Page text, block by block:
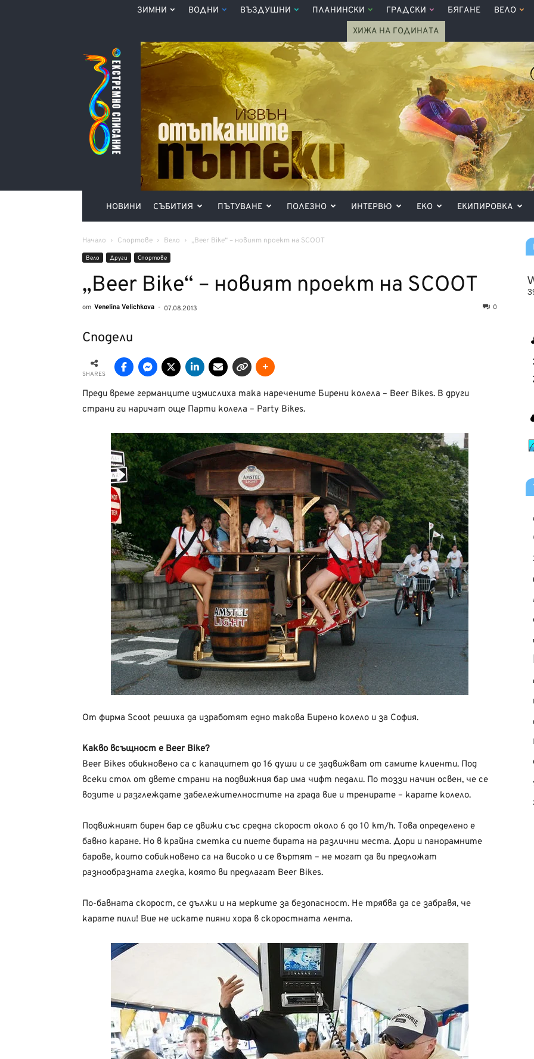
ЗИМНИ ВОДНИ ВЪЗДУШНИ ПЛАНИНСКИ ГРАДСКИ БЯГАНЕ ВЕЛО
ХИЖА НА ГОДИНАТА
Списание
360°
НОВИНИ СЪБИТИЯ ПЪТУВАНЕ ПОЛЕЗНО ИНТЕРВЮ ЕКО ЕКИПИРОВКА
Начало Спортове Вело „Beer Bike“ – новият проект на SCOOT
Вело Други Спортове
„Beer Bike“ – новият проект на SCOOT
от Venelina Velichkova - 07.08.2013 0
Сподели
SHARES
Преди време германците измислиха така наречените Бирени колела – Beer Bikes. В други
страни ги наричат още Парти колела – Party Bikes.
От фирма Scoot решиха да изработят едно такова Бирено колело и за София.
Какво всъщност е Beer Bike?
Beer Bikes обикновено са с капацитет до 16 души и се задвижват от самите клиенти. Под
всеки стол от двете страни на подвижния бар има чифт педали. По тоззи начин освен, че се
возите и разглеждате забележителностите на града вие и тренирате – карате колело.
Подвижният бирен бар се движи със средна скорост около 6 до 10 km/h. Това определено е
бавно каране. Но в крайна сметка си пиете бирата на различни места. Дори и панорамните
барове, които собикновено са на високо и се въртят – не могат да ви предложат
разнообразната гледка, която ви предлагат Beer Bikes.
По-бавната скорост, се дължи и на мерките за безопасност. Не трябва да се забравя, че
карате пили! Вие не искате пияни хора в скоростната лента.